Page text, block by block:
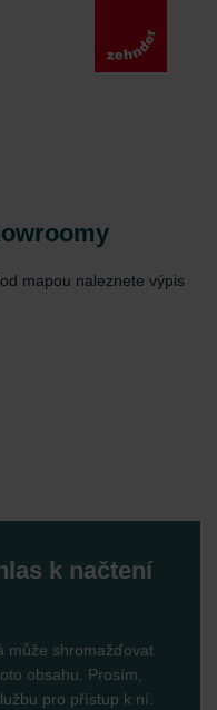
mapou naleznete výpis
k načtení
může shromažďovat
obsahu. Prosím,
pro přístup k ní.